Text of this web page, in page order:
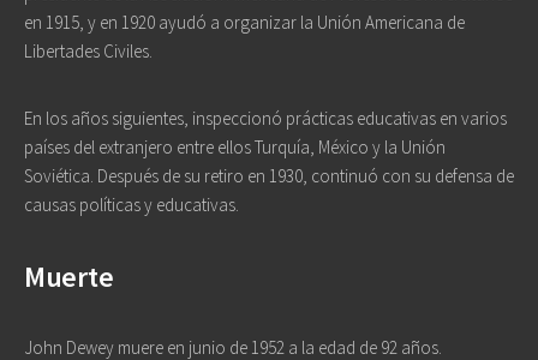
en 1915, y en 1920 ayudó a organizar la Unión Americana de
Libertades Civiles.
En los años siguientes, inspeccionó prácticas educativas en varios
países del extranjero entre ellos Turquía, México y la Unión
Soviética. Después de su retiro en 1930, continuó con su defensa de
causas políticas y educativas.
Muerte
John Dewey muere en junio de 1952 a la edad de 92 años.